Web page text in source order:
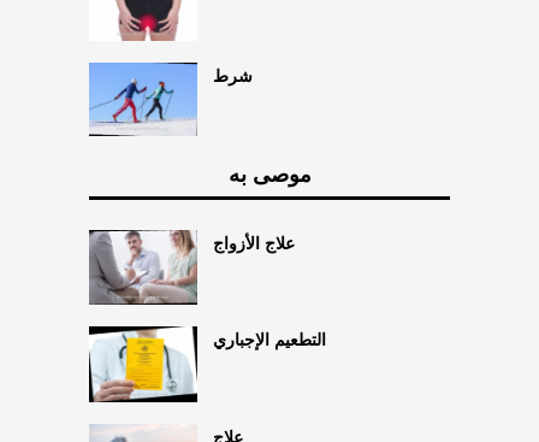
شرط
موصى به
علاج الأزواج
التطعيم الإجباري
علاج